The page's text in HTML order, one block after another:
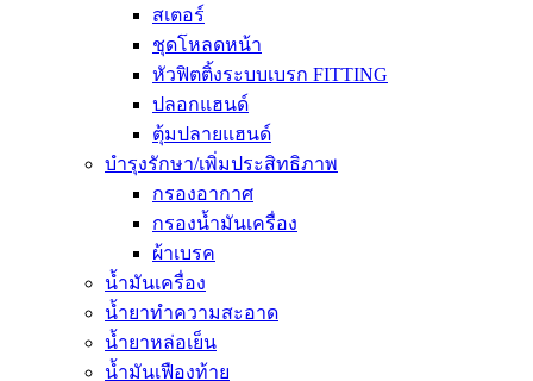
สเตอร์
ชุดโหลดหน้า
หัวฟิตติ้งระบบเบรก FITTING
ปลอกแฮนด์
ตุ้มปลายแฮนด์
บำรุงรักษา/เพิ่มประสิทธิภาพ
กรองอากาศ
กรองน้ำมันเครื่อง
ผ้าเบรค
น้ำมันเครื่อง
น้ำยาทำความสะอาด
น้ำยาหล่อเย็น
น้ำมันเฟืองท้าย